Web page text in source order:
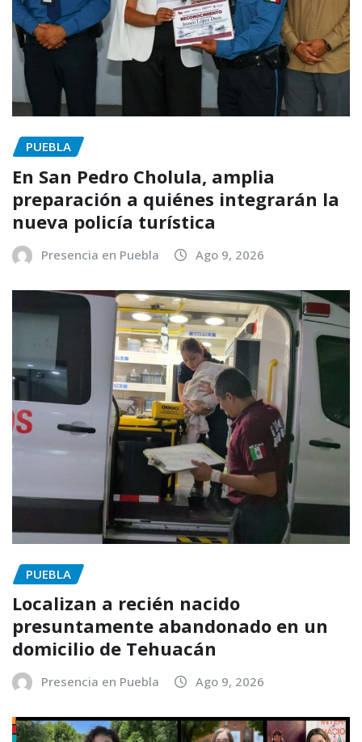
PUEBLA
En San Pedro Cholula, amplia
preparación a quiénes integrarán la
nueva policía turística
Presencia en Puebla Ago 9, 2026
PUEBLA
Localizan a recién nacido
presuntamente abandonado en un
domicilio de Tehuacán
Presencia en Puebla Ago 9, 2026